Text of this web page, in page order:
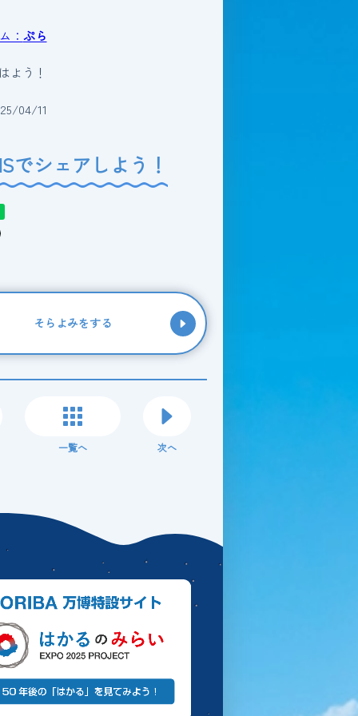
： ぷら
よう！
04/11
でシェアしよう！
そらよみをする
一覧へ 次へ